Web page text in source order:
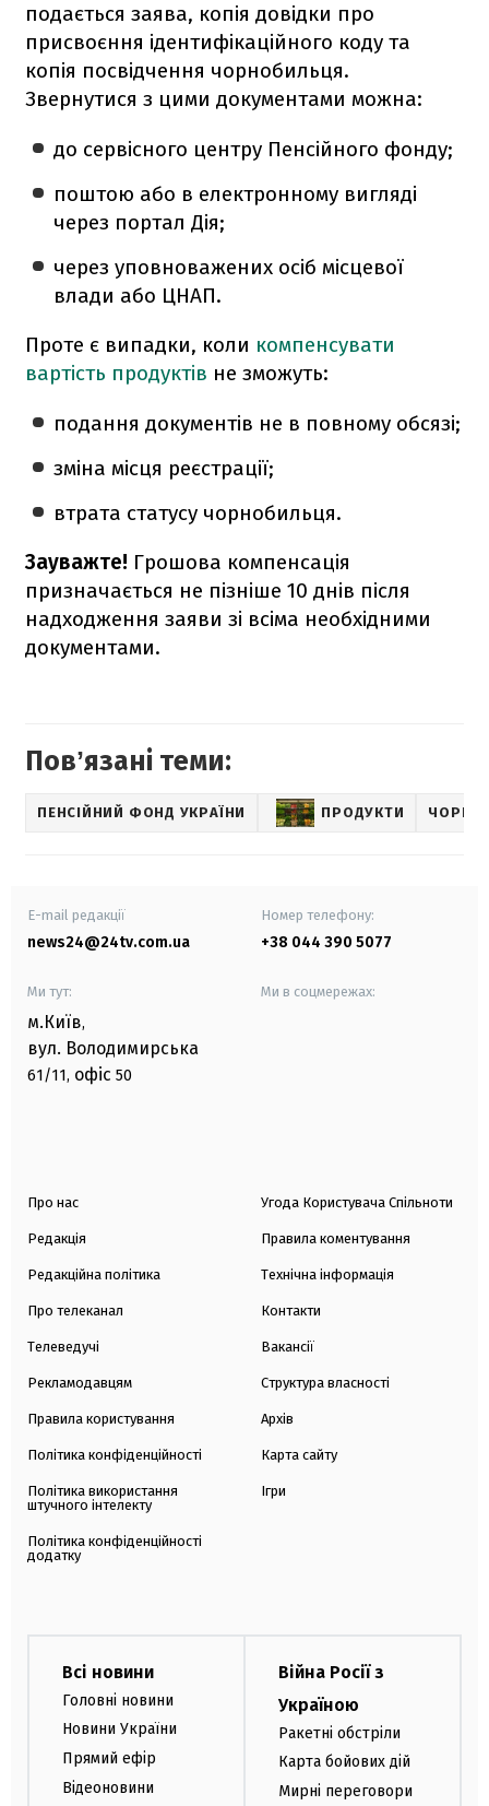
подається заява, копія довідки про
присвоєння ідентифікаційного коду та
копія посвідчення чорнобильця.
Звернутися з цими документами можна:
до сервісного центру Пенсійного фонду;
поштою або в електронному вигляді
через портал Дія;
через уповноважених осіб місцевої
влади або ЦНАП.
Проте є випадки, коли компенсувати
вартість продуктів не зможуть:
подання документів не в повному обсязі;
зміна місця реєстрації;
втрата статусу чорнобильця.
Зауважте! Грошова компенсація
призначається не пізніше 10 днів після
надходження заяви зі всіма необхідними
документами.
Повʼязані теми:
ПЕНСІЙНИЙ ФОНД УКРАЇНИ ПРОДУКТИ
E-mail редакції
news24@24tv.com.ua
Номер телефону:
+38 044 390 5077
Ми тут:
м.Київ,
вул. Володимирська
61/11, офіс 50
Ми в соцмережах:
Про нас
Редакція
Редакційна політика
Про телеканал
Телеведучі
Рекламодавцям
Правила користування
Політика конфіденційності
Політика використання
штучного інтелекту
Політика конфіденційності
додатку
Угода Користувача Спільноти
Правила коментування
Технічна інформація
Контакти
Вакансії
Структура власності
Архів
Карта сайту
Ігри
Всі новини
Головні новини
Новини України
Прямий ефір
Відеоновини
Війна Росії з
Україною
Ракетні обстріли
Карта бойових дій
Мирні переговори